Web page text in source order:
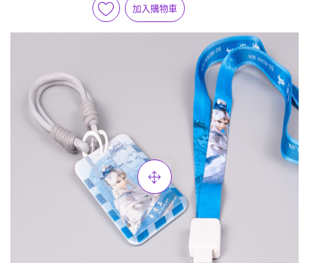
加入購物車